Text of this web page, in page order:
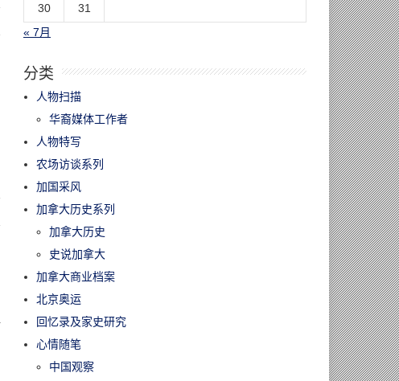
30
31
« 7月
分类
人物扫描
华裔媒体工作者
人物特写
农场访谈系列
加国采风
加拿大历史系列
加拿大历史
史说加拿大
加拿大商业档案
北京奥运
回忆录及家史研究
心情随笔
中国观察